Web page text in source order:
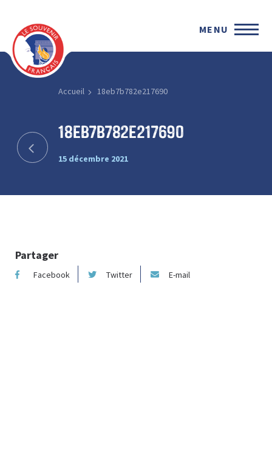
MENU
Accueil 18eb7b782e217690
18eb7b782e217690
15 décembre 2021
Partager
Facebook Twitter E-mail